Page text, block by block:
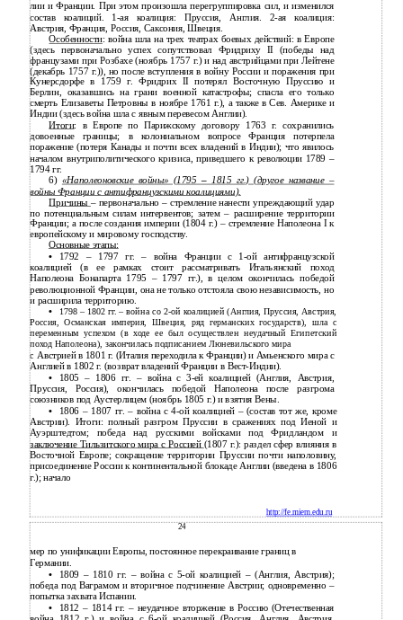
лии и Франции. При этом произошла перегруппировка сил, и изменился
состав коалиций. 1-ая коалиция: Пруссия, Англия. 2-ая коалиция:
Австрия, Франция, Россия, Саксония, Швеция.
Особенности: война шла на трех театрах боевых действий: в Европе
(здесь первоначально успех сопутствовал Фридриху II (победы над
французами при Розбахе (ноябрь 1757 г.) и над австрийцами при Лейтене
(декабрь 1757 г.)), но после вступления в войну России и поражения при
Кунерсдорфе в 1759 г. Фридрих II потерял Восточную Пруссию и
Берлин, оказавшись на грани военной катастрофы; спасла его только
смерть Елизаветы Петровны в ноябре 1761 г.), а также в Сев. Америке и
Индии (здесь война шла с явным перевесом Англии).
Итоги: в Европе по Парижскому договору 1763 г. сохранились
довоенные границы; в колониальном вопросе Франция потерпела
поражение (потеря Канады и почти всех владений в Индии); что явилось
началом внутриполитического кризиса, приведшего к революции 1789 –
1794 гг.
6) «Наполеоновские войны» (1795 – 1815 гг.) (другое название –
войны Франции с антифранцузскими коалициями).
Причины – первоначально – стремление нанести упреждающий удар
по потенциальным силам интервентов; затем – расширение территории
Франции; а после создания империи (1804 г.) – стремление Наполеона I к
европейскому и мировому господству.
Основные этапы:
•
1792 – 1797 гг. – война Франции с 1-ой антифранцузской
коалицией (в ее рамках стоит рассматривать Итальянский поход
Наполеона Бонапарта 1795 – 1797 гг.), в целом окончилась победой
революционной Франции, она не только отстояла свою независимость, но
и расширила территорию.
• 1798 – 1802 гг. – война со 2-ой коалицией (Англия, Пруссия, Австрия,
Россия, Османская империя, Швеция, ряд германских государств), шла с
переменным успехом (в ходе ее был осуществлен неудачный Египетский
поход Наполеона), закончилась подписанием Люневильского мира
с Австрией в 1801 г. (Италия переходила к Франции) и Амьенского мира с
Англией в 1802 г. (возврат владений Франции в Вест-Индии).
•
1805 – 1806 гг. – война с3-ей коалицией (Англия, Австрия,
Пруссия, Россия), окончилась победой Наполеона после разгрома
союзников под Аустерлицем (ноябрь 1805 г.) и взятия Вены.
•
1806 – 1807 гг. – война с4-ой коалицией – (состав тот же, кроме
Австрии). Итоги: полный разгром Пруссии в сражениях под Иеной и
Ауэрштедтом; победа над русскими войсками под Фридландом и
заключение Тильзитского мира с Россией (1807 г.): раздел сфер влияния в
Восточной Европе; сокращение территории Пруссии почти наполовину,
присоединение России к континентальной блокаде Англии (введена в 1806
г.); начало
http://fe.miem.edu.ru
24
мер по унификации Европы, постоянное перекраивание границ в
Германии.
•
1809 – 1810 гг. – война с 5-ой коалицией – (Англия, Австрия);
победа под Ваграмом и вторичное подчинение Австрии; одновременно –
попытка захвата Испании.
•
1812 – 1814 гг. – неудачное вторжение в Россию (Отечественная